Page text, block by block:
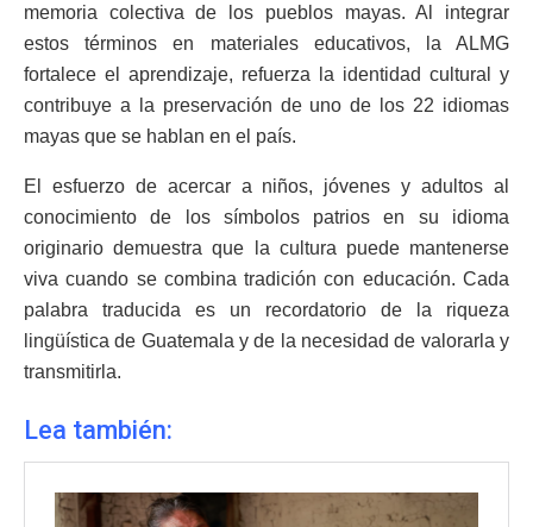
memoria colectiva de los pueblos mayas. Al integrar
estos términos en materiales educativos, la ALMG
fortalece el aprendizaje, refuerza la identidad cultural y
contribuye a la preservación de uno de los 22 idiomas
mayas que se hablan en el país.
El esfuerzo de acercar a niños, jóvenes y adultos al
conocimiento de los símbolos patrios en su idioma
originario demuestra que la cultura puede mantenerse
viva cuando se combina tradición con educación. Cada
palabra traducida es un recordatorio de la riqueza
lingüística de Guatemala y de la necesidad de valorarla y
transmitirla.
Lea también: